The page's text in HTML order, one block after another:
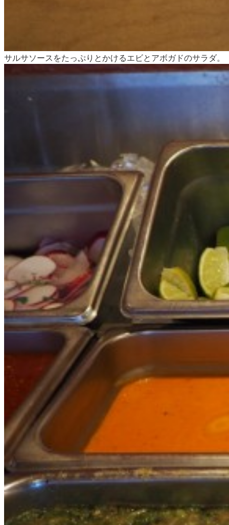
サルサソースをたっぷりとかけるエビとアボガドのサラダ。